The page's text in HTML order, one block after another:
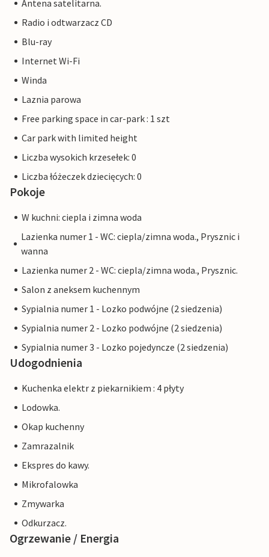
100% identyczne. Sąsiednie mieszkania: DTR233-238.
Antena satelitarna.
Radio i odtwarzacz CD
Blu-ray
Internet Wi-Fi
Winda
Laznia parowa
Free parking space in car-park : 1 szt
Car park with limited height
Liczba wysokich krzesełek: 0
Liczba łóżeczek dziecięcych: 0
Pokoje
W kuchni: ciepla i zimna woda
Lazienka numer 1 - WC: ciepla/zimna woda., Prysznic i
wanna
Lazienka numer 2 - WC: ciepla/zimna woda., Prysznic.
Salon z aneksem kuchennym
Sypialnia numer 1 - Lozko podwójne (2 siedzenia)
Sypialnia numer 2 - Lozko podwójne (2 siedzenia)
Sypialnia numer 3 - Lozko pojedyncze (2 siedzenia)
Udogodnienia
Kuchenka elektr z piekarnikiem : 4 płyty
Lodowka.
Okap kuchenny
Zamrazalnik
Ekspres do kawy.
Mikrofalowka
Zmywarka
Odkurzacz.
Ogrzewanie / Energia